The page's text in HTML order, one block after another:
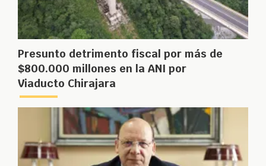
Presunto detrimento fiscal por más de
$800.000 millones en la ANI por
Viaducto Chirajara